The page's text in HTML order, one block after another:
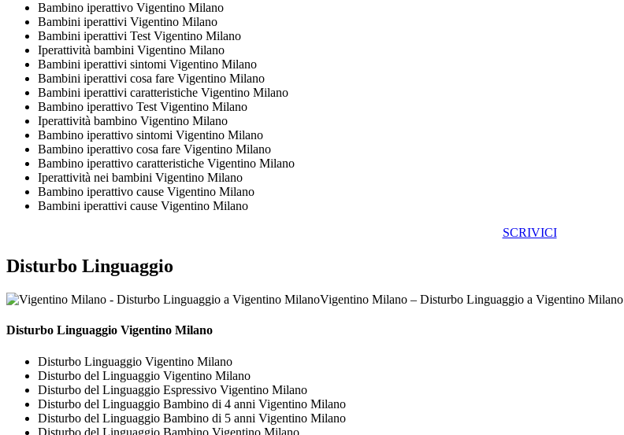
Bambino iperattivo Vigentino Milano
Bambini iperattivi Vigentino Milano
Bambini iperattivi Test Vigentino Milano
Iperattività bambini Vigentino Milano
Bambini iperattivi sintomi Vigentino Milano
Bambini iperattivi cosa fare Vigentino Milano
Bambini iperattivi caratteristiche Vigentino Milano
Bambino iperattivo Test Vigentino Milano
Iperattività bambino Vigentino Milano
Bambino iperattivo sintomi Vigentino Milano
Bambino iperattivo cosa fare Vigentino Milano
Bambino iperattivo caratteristiche Vigentino Milano
Iperattività nei bambini Vigentino Milano
Bambino iperattivo cause Vigentino Milano
Bambini iperattivi cause Vigentino Milano
SCRIVICI
Disturbo Linguaggio
Vigentino Milano – Disturbo Linguaggio a Vigentino Milano
Disturbo Linguaggio Vigentino Milano
Disturbo Linguaggio Vigentino Milano
Disturbo del Linguaggio Vigentino Milano
Disturbo del Linguaggio Espressivo Vigentino Milano
Disturbo del Linguaggio Bambino di 4 anni Vigentino Milano
Disturbo del Linguaggio Bambino di 5 anni Vigentino Milano
Disturbo del Linguaggio Bambino Vigentino Milano